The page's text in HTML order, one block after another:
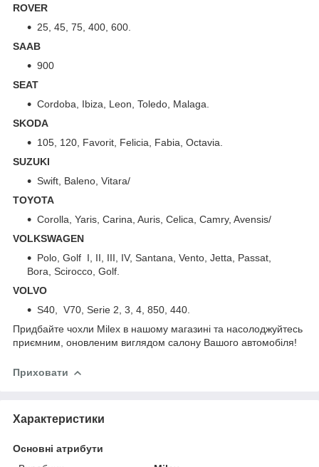
ROVER
25, 45, 75, 400, 600.
SAAB
900
SEAT
Cordoba, Ibiza, Leon, Toledo, Malaga.
SKODA
105, 120, Favorit, Felicia, Fabia, Octavia.
SUZUKI
Swift, Baleno, Vitara/
TOYOTA
Corolla, Yaris, Carina, Auris, Celica, Camry, Avensis/
VOLKSWAGEN
Polo, Golf I, II, III, IV, Santana, Vento, Jetta, Passat,
Bora, Scirocco, Golf.
VOLVO
S40, V70, Serie 2, 3, 4, 850, 440.
Придбайте чохли Milex в нашому магазині та насолоджуйтесь
приємним, оновленим виглядом салону Вашого автомобіля!
Приховати
Характеристики
Основні атрибути